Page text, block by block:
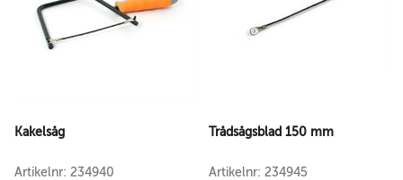
Kakelsåg
Artikelnr: 234940
Trådsågsblad 150 mm
Artikelnr: 234945